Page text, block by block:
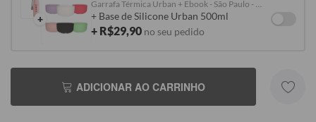
+ + Base de Silicone Urban 500ml
+ R$29,90 no seu pedido
ADICIONAR AO CARRINHO